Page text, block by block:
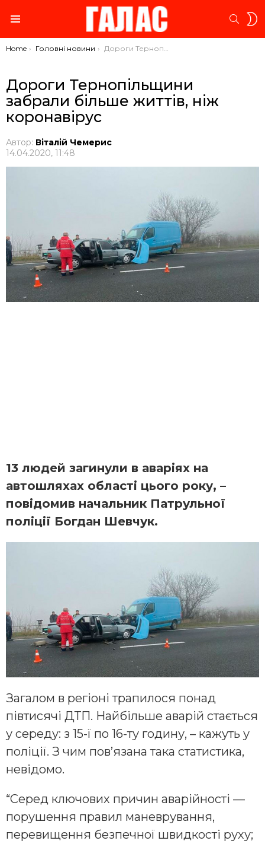
You are here:
Home Головні новини Дороги Тернопільщини забрали більше життів, ніж коронавірус
Дороги Тернопільщини
забрали більше життів, ніж
коронавірус
Автор: Віталій Чемерис
14.04.2020, 11:48
13 людей загинули в аваріях на
автошляхах області цього року, –
повідомив начальник Патрульної
поліції Богдан Шевчук.
Загалом в регіоні трапилося понад
півтисячі ДТП. Найбільше аварій стається
у середу: з 15-ї по 16-ту годину, – кажуть у
поліції. З чим пов’язана така статистика,
невідомо.
“Серед ключових причин аварійності —
порушення правил маневрування,
перевищення безпечної швидкості руху;